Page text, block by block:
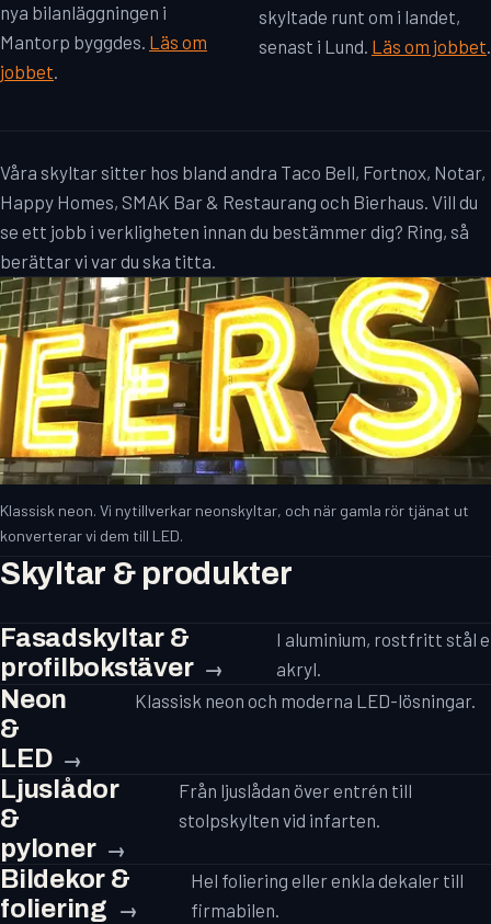
nya bilanläggningen i
Mantorp byggdes. Läs om
jobbet.
skyltade runt om i landet,
senast i Lund. Läs om jobbet.
Våra skyltar sitter hos bland andra Taco Bell, Fortnox, Notar,
Happy Homes, SMAK Bar & Restaurang och Bierhaus. Vill du
se ett jobb i verkligheten innan du bestämmer dig? Ring, så
berättar vi var du ska titta.
Klassisk neon. Vi nytillverkar neonskyltar, och när gamla rör tjänat ut
konverterar vi dem till LED.
Skyltar & produkter
Fasadskyltar &
profilbokstäver
I aluminium, rostfritt stål
akryl.
Neon
&
LED
Klassisk neon och moderna LED-lösningar.
Ljuslådor
&
pyloner
Från ljuslådan över entrén till
stolpskylten vid infarten.
Bildekor &
foliering
Hel foliering eller enkla dekaler till
firmabilen.